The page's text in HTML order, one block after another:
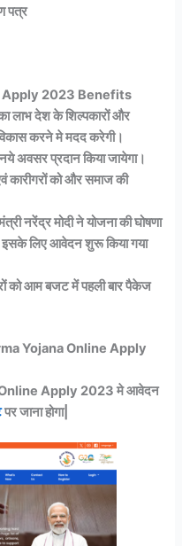
पत्र
Apply 2023 Benefits
देश के शिल्पकारों और
करने मे मदद करेगी।
अवसर प्रदान किया जायेगा।
कारीगरों को और समाज की
नरेंद्र मोदी ने योजना की घोषणा
इसके लिए आवेदन शुरू किया गया
को आम बजट में पहली बार पैकेज
Yojana Online Apply
Apply 2023 मे आवेदन
पर जाना होगा|